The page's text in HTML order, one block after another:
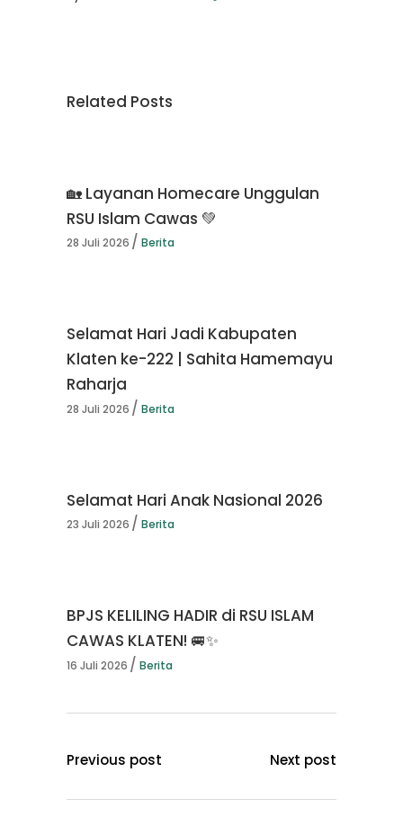
Related Posts
🏡 Layanan Homecare Unggulan
RSU Islam Cawas 💚
28 Juli 2026 Berita
Selamat Hari Jadi Kabupaten
Klaten ke-222 | Sahita Hamemayu
Raharja
28 Juli 2026 Berita
Selamat Hari Anak Nasional 2026
23 Juli 2026 Berita
BPJS KELILING HADIR di RSU ISLAM
CAWAS KLATEN! 🚐✨
16 Juli 2026 Berita
Previous post Next post